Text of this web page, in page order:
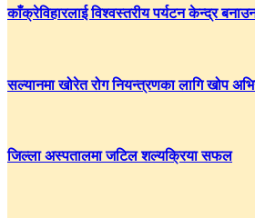
काँक्रेविहारलाई विश्वस्तरीय पर्यटन केन्द्र
सल्यानमा खोरेत रोग नियन्त्रणका लागि खोप
जिल्ला अस्पतालमा जटिल शल्यक्रिया सफल